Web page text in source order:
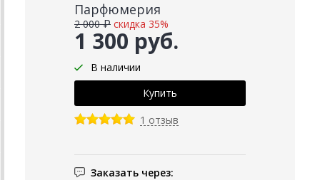
Парфюмерия
1 300 руб.
2 000 ₽ скидка 35%
В наличии
1 отзыв
Заказать через: